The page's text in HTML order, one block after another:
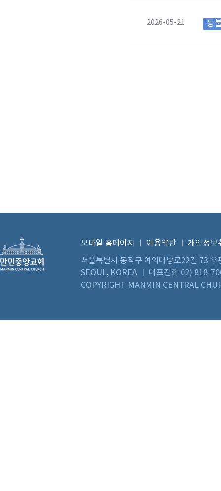
2026-05-21 등
모바일 홈페이지 이용약관
개인정보
서울특별시 동작구 여의대방로22길 73
SEOUL, KOREA ㅣ 대표전화 02) 818-
COPYRIGHT MANMIN CENTRAL